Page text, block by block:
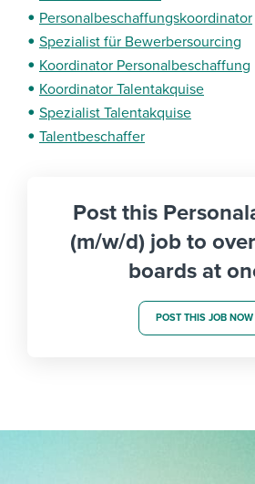
Personalbeschaffungskoordinator
Spezialist für Bewerbersourcing
Koordinator Personalbeschaffung
Koordinator Talentakquise
Spezialist Talentakquise
Talentbeschaffer
Post this
(m/w/d) job to
boards at
POST THIS JOB NOW